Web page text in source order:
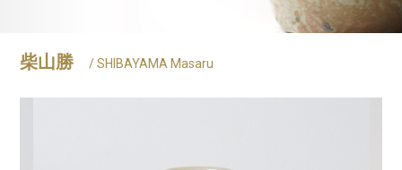
柴山勝 / SHIBAYAMA Masaru